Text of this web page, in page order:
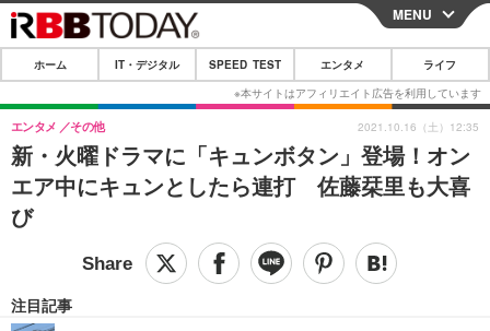
CLOSE
ホーム
IT・デジタル
IT・デジタルTOP スマートフォン
ショッピング その他
SPEED TEST
エンタメ
エンタメTOP 映画・ドラマ
リリース一覧
MENU
ホーム IT・デジタル SPEED TEST エンタメ ライフ
新・火曜ドラマに「キュンボタン」登場！オン
エア中にキュンとしたら連打 佐藤栞里も大喜
び
エンタメ その他
注目記事
2021.10.16（土）12:35